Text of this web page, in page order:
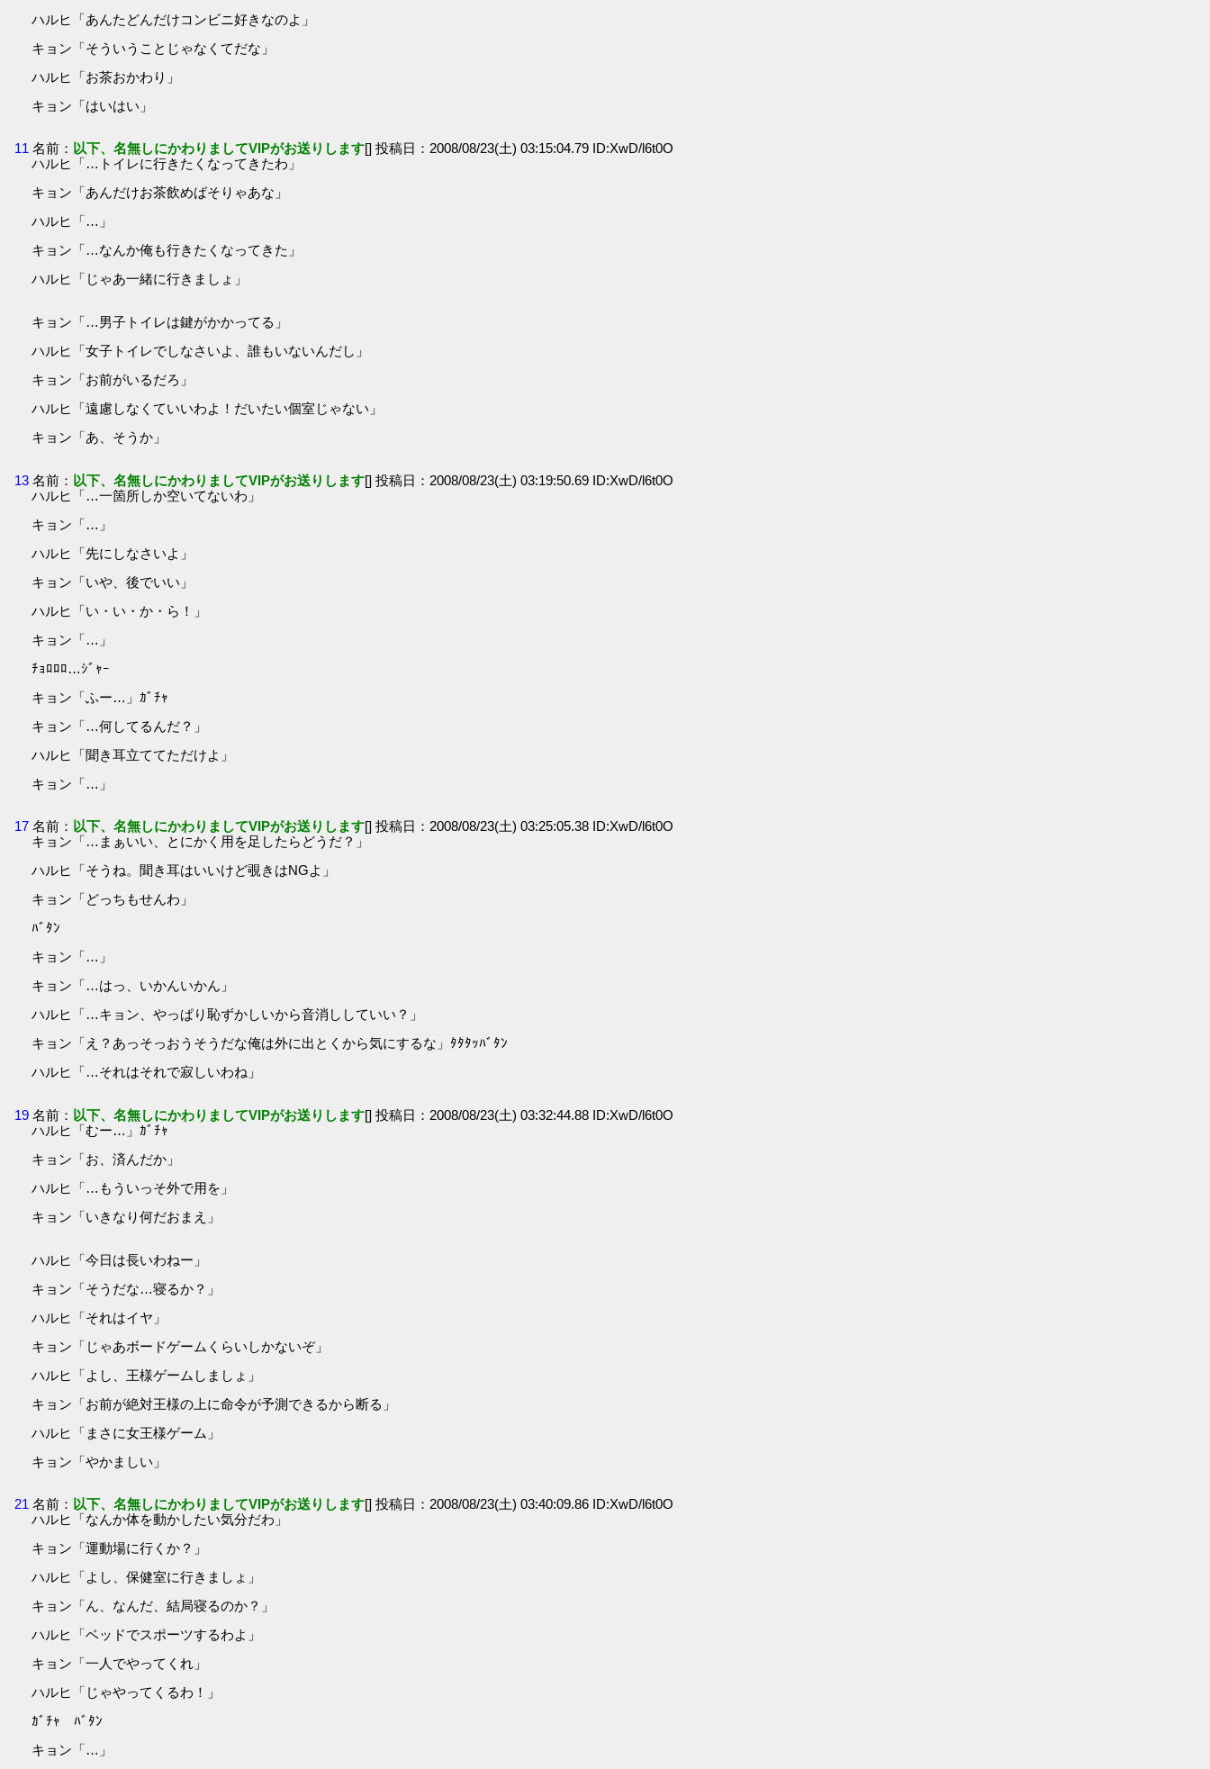
ハルヒ「あんたどんだけコンビニ好きなのよ」
キョン「そういうことじゃなくてだな」
ハルヒ「お茶おかわり」
キョン「はいはい」
11 名前： 以下、名無しにかわりましてVIPがお送りします[] 投稿日：2008/08/23(土) 03:15:04.79 ID:XwD/l6t0O
ハルヒ「…トイレに行きたくなってきたわ」
キョン「あんだけお茶飲めばそりゃあな」
ハルヒ「…」
キョン「…なんか俺も行きたくなってきた」
ハルヒ「じゃあ一緒に行きましょ」
キョン「…男子トイレは鍵がかかってる」
ハルヒ「女子トイレでしなさいよ、誰もいないんだし」
キョン「お前がいるだろ」
ハルヒ「遠慮しなくていいわよ！だいたい個室じゃない」
キョン「あ、そうか」
13 名前： 以下、名無しにかわりましてVIPがお送りします[] 投稿日：2008/08/23(土) 03:19:50.69 ID:XwD/l6t0O
ハルヒ「…一箇所しか空いてないわ」
キョン「…」
ハルヒ「先にしなさいよ」
キョン「いや、後でいい」
ハルヒ「い・い・か・ら！」
キョン「…」
ﾁｮﾛﾛﾛ…ｼﾞｬｰ
キョン「ふー…」ｶﾞﾁｬ
キョン「…何してるんだ？」
ハルヒ「聞き耳立ててただけよ」
キョン「…」
17 名前： 以下、名無しにかわりましてVIPがお送りします[] 投稿日：2008/08/23(土) 03:25:05.38 ID:XwD/l6t0O
キョン「…まぁいい、とにかく用を足したらどうだ？」
ハルヒ「そうね。聞き耳はいいけど覗きはNGよ」
キョン「どっちもせんわ」
ﾊﾞﾀﾝ
キョン「…」
キョン「…はっ、いかんいかん」
ハルヒ「…キョン、やっぱり恥ずかしいから音消ししていい？」
キョン「え？あっそっおうそうだな俺は外に出とくから気にするな」ﾀﾀﾀｯﾊﾞﾀﾝ
ハルヒ「…それはそれで寂しいわね」
19 名前： 以下、名無しにかわりましてVIPがお送りします[] 投稿日：2008/08/23(土) 03:32:44.88 ID:XwD/l6t0O
ハルヒ「むー…」ｶﾞﾁｬ
キョン「お、済んだか」
ハルヒ「…もういっそ外で用を」
キョン「いきなり何だおまえ」
ハルヒ「今日は長いわねー」
キョン「そうだな…寝るか？」
ハルヒ「それはイヤ」
キョン「じゃあボードゲームくらいしかないぞ」
ハルヒ「よし、王様ゲームしましょ」
キョン「お前が絶対王様の上に命令が予測できるから断る」
ハルヒ「まさに女王様ゲーム」
キョン「やかましい」
21 名前： 以下、名無しにかわりましてVIPがお送りします[] 投稿日：2008/08/23(土) 03:40:09.86 ID:XwD/l6t0O
ハルヒ「なんか体を動かしたい気分だわ」
キョン「運動場に行くか？」
ハルヒ「よし、保健室に行きましょ」
キョン「ん、なんだ、結局寝るのか？」
ハルヒ「ベッドでスポーツするわよ」
キョン「一人でやってくれ」
ハルヒ「じゃやってくるわ！」
ｶﾞﾁｬ ﾊﾞﾀﾝ
キョン「…」